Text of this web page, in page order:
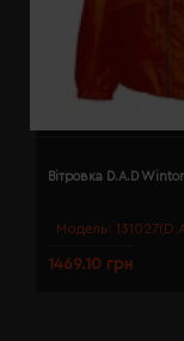
Модель:
Вітровка D.A.D
1469.10 грн